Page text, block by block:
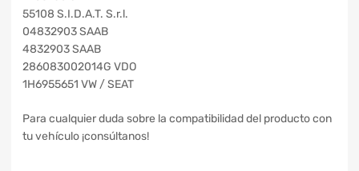
55108 S.I.D.A.T. S.r.l.
04832903 SAAB
4832903 SAAB
286083002014G VDO
1H6955651 VW / SEAT
Para cualquier duda sobre la compatibilidad del producto con
tu vehículo ¡consúltanos!